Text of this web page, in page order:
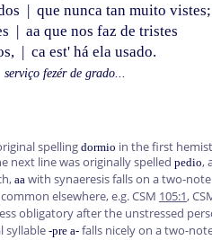
| que nunca tan muito vistes;
| aa que nos faz de tristes
| ca est' há ela usado.
serviço fezér de grado...
spelling dormio in the first
next line was originally spelled pedio,
aa with synaeresis falls on a two-
elsewhere, e.g. CSM 105:1,
obligatory after the unstressed
syllable -pre a- falls nicely on a two-